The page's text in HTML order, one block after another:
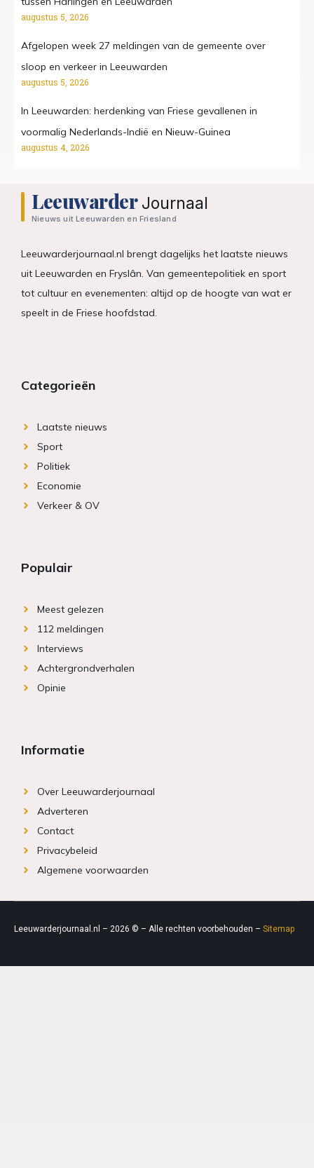
augustus 5, 2026
Afgelopen week 27 meldingen van de gemeente over
sloop en verkeer in Leeuwarden
augustus 5, 2026
In Leeuwarden: herdenking van Friese gevallenen in
voormalig Nederlands-Indië en Nieuw-Guinea
augustus 4, 2026
Leeuwarder Journaal
Nieuws uit Leeuwarden en Friesland
Leeuwarderjournaal.nl brengt dagelijks het laatste nieuws
uit Leeuwarden en Fryslân. Van gemeentepolitiek en sport
tot cultuur en evenementen: altijd op de hoogte van wat er
speelt in de Friese hoofdstad.
Categorieën
Laatste nieuws
Sport
Politiek
Economie
Verkeer & OV
Populair
Meest gelezen
112 meldingen
Interviews
Achtergrondverhalen
Opinie
Informatie
Over Leeuwarderjournaal
Adverteren
Contact
Privacybeleid
Algemene voorwaarden
Leeuwarderjournaal.nl – 2026 © – Alle rechten voorbehouden – Sitemap